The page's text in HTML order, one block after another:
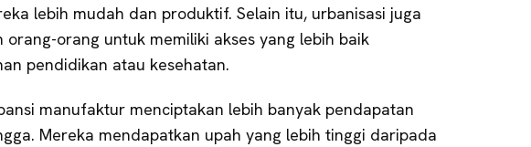
lebih mudah dan produktif. Selain itu, urbanisasi juga
orang-orang untuk memiliki akses yang lebih baik
pendidikan atau kesehatan.
manufaktur menciptakan lebih banyak pendapatan
Mereka mendapatkan upah yang lebih tinggi daripada